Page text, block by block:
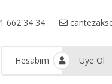
662 34 34
Hesabım Üye Ol